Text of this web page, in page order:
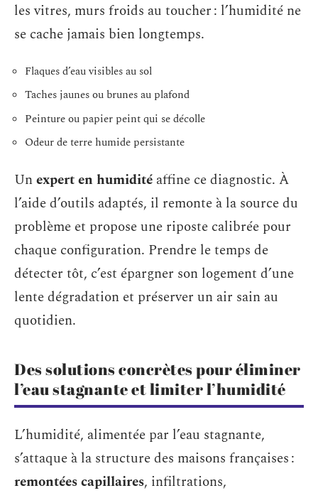
les vitres, murs froids au toucher : l’humidité ne
se cache jamais bien longtemps.
Flaques d’eau visibles au sol
Taches jaunes ou brunes au plafond
Peinture ou papier peint qui se décolle
Odeur de terre humide persistante
Unexpert en humidité affine ce diagnostic. À
l’aide d’outils adaptés, il remonte à la source du
problème et propose une riposte calibrée pour
chaque configuration. Prendre le temps de
détecter tôt, c’est épargner son logement d’une
lente dégradation et préserver un air sain au
quotidien.
Des solutions concrètes pour éliminer
l’eau stagnante et limiter l’humidité
L’humidité, alimentée par l’eau stagnante,
s’attaque à la structure des maisons françaises :
remontées capillaires, infiltrations,